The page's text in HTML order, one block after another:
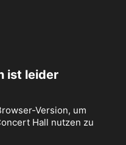
ist leider
Version, um
Hall nutzen zu